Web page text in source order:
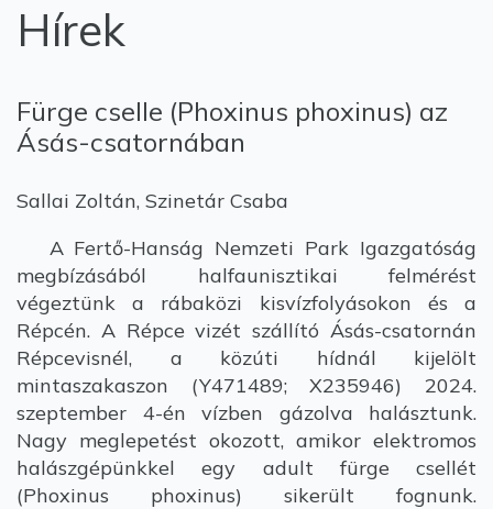
Hírek
Fürge cselle (Phoxinus phoxinus) az
Ásás-csatornában
Sallai Zoltán, Szinetár Csaba
A Fertő-Hanság Nemzeti Park Igazgatóság
megbízásából halfaunisztikai felmérést
végeztünk a rábaközi kisvízfolyásokon és a
Répcén. A Répce vizét szállító Ásás-csatornán
Répcevisnél, a közúti hídnál kijelölt
mintaszakaszon (Y471489; X235946) 2024.
szeptember 4-én vízben gázolva halásztunk.
Nagy meglepetést okozott, amikor elektromos
halászgépünkkel egy adult fürge csellét
(Phoxinus phoxinus) sikerült fognunk.